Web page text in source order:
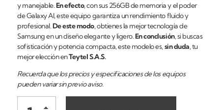
y manejable.En efecto, con sus 256GB de memoria y el poder
de Galaxy AI, este equipo garantiza un rendimiento fluido y
profesional.De este modo, obtienes la mejor tecnología de
Samsung en un diseño elegante y ligero.En conclusión, si buscas
sofisticación y potencia compacta, este modelo es,sin duda, tu
mejor elección enTeytel S.A.S.
Recuerda que los precios y especificaciones de los equipos
pueden variar sin previo aviso.